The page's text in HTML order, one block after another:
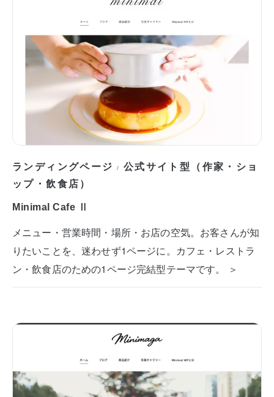
ランディングページ / 公式サイト型（作家・ショ
ップ・飲食店）
Minimal Cafe Ⅱ
メニュー・営業時間・場所・お店の空気。お客さんが知
りたいことを、迷わせず1ページに。カフェ・レストラ
ン・飲食店のための1ページ完結型テーマです。 ＞